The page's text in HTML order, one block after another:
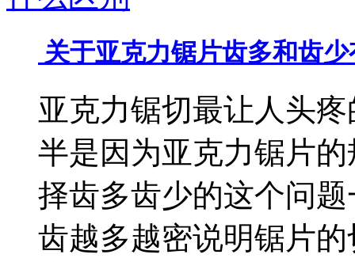
关于亚克力锯片齿多和齿
亚克力锯切最让人头
半是因为亚克力锯片
择齿多齿少的这个问
齿越多越密说明锯片